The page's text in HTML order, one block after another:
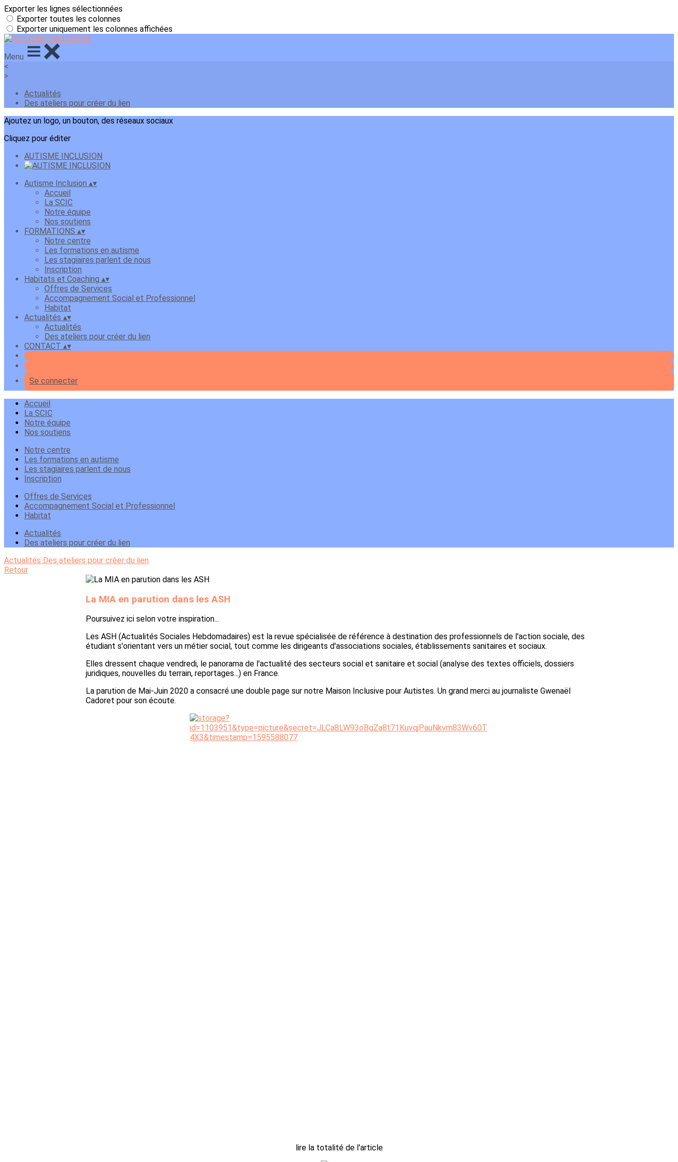
Exporter les lignes sélectionnées
Exporter toutes les colonnes
Exporter uniquement les colonnes affichées
Menu
<
>
Actualités
Des ateliers pour créer du lien
Ajoutez un logo, un bouton, des réseaux sociaux
Cliquez pour éditer
AUTISME INCLUSION
Autisme Inclusion ▴▾
Accueil
La SCIC
Notre équipe
Nos soutiens
FORMATIONS ▴▾
Notre centre
Les formations en autisme
Les stagiaires parlent de nous
Inscription
Habitats et Coaching ▴▾
Offres de Services
Accompagnement Social et Professionnel
Habitat
Actualités ▴▾
Actualités
Des ateliers pour créer du lien
CONTACT ▴▾
Se connecter
Accueil
La SCIC
Notre équipe
Nos soutiens
Notre centre
Les formations en autisme
Les stagiaires parlent de nous
Inscription
Offres de Services
Accompagnement Social et Professionnel
Habitat
Actualités
Des ateliers pour créer du lien
Actualités Des ateliers pour créer du lien
Retour
La MIA en parution dans les ASH
Poursuivez ici selon votre inspiration...
Les ASH (Actualités Sociales Hebdomadaires) est la revue spécialisée de référence à destination des professionnels de l'action sociale, des
étudiant s'orientant vers un métier social, tout comme les dirigeants d'associations sociales, établissements sanitaires et sociaux.
Elles dressent chaque vendredi, le panorama de l'actualité des secteurs social et sanitaire et social (analyse des textes officiels, dossiers
juridiques, nouvelles du terrain, reportages...) en France.
La parution de Mai-Juin 2020 a consacré une double page sur notre Maison Inclusive pour Autistes. Un grand merci au journaliste Gwenaël
Cadoret pour son écoute.
lire la totalité de l'article